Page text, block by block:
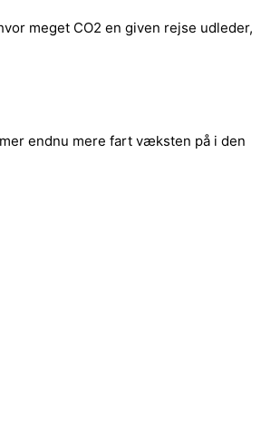
meget CO2 en given rejse udleder,
endnu mere fart væksten på i den